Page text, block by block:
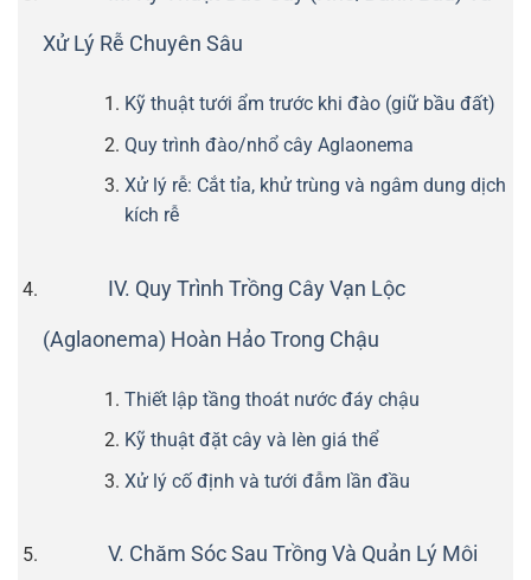
Xử Lý Rễ Chuyên Sâu
Kỹ thuật tưới ẩm trước khi đào (giữ bầu đất)
Quy trình đào/nhổ cây Aglaonema
Xử lý rễ: Cắt tỉa, khử trùng và ngâm dung dịch
kích rễ
IV. Quy Trình Trồng Cây Vạn Lộc
(Aglaonema) Hoàn Hảo Trong Chậu
Thiết lập tầng thoát nước đáy chậu
Kỹ thuật đặt cây và lèn giá thể
Xử lý cố định và tưới đẫm lần đầu
V. Chăm Sóc Sau Trồng Và Quản Lý Môi